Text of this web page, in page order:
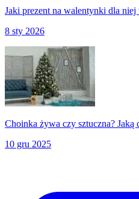
Jaki prezent na walentynki dla niej
8 sty 2026
Choinka żywa czy sztuczna? Jaką
10 gru 2025